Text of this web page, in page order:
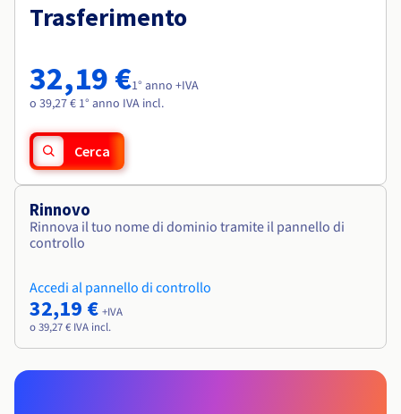
Trasferimento
32,19 €1° anno +IVA
o 39,27 € 1° anno IVA incl.
Cerca
Rinnovo
Rinnova il tuo nome di dominio tramite il pannello di
controllo
Accedi al pannello di controllo
32,19 € +IVA
o 39,27 € IVA incl.